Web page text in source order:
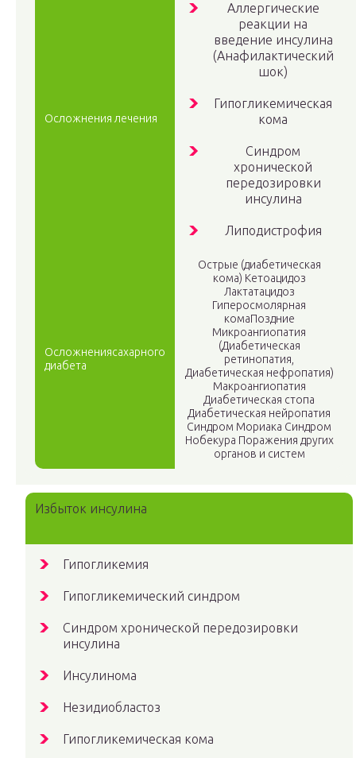
Осложнения лечения
Аллергические
реакции на
введение инсулина
(Анафилактический
шок)
Гипогликемическая
кома
Синдром
хронической
передозировки
инсулина
Липодистрофия
Осложнениясахарного
диабета
Острые (диабетическая
кома) Кетоацидоз
Лактатацидоз
Гиперосмолярная
комаПоздние
Микроангиопатия
(Диабетическая
ретинопатия,
Диабетическая нефропатия)
Макроангиопатия
Диабетическая стопа
Диабетическая нейропатия
Синдром Мориака Синдром
Нобекура Поражения других
органов и систем
Избыток инсулина
Гипогликемия
Гипогликемический синдром
Синдром хронической передозировки
инсулина
Инсулинома
Незидиобластоз
Гипогликемическая кома